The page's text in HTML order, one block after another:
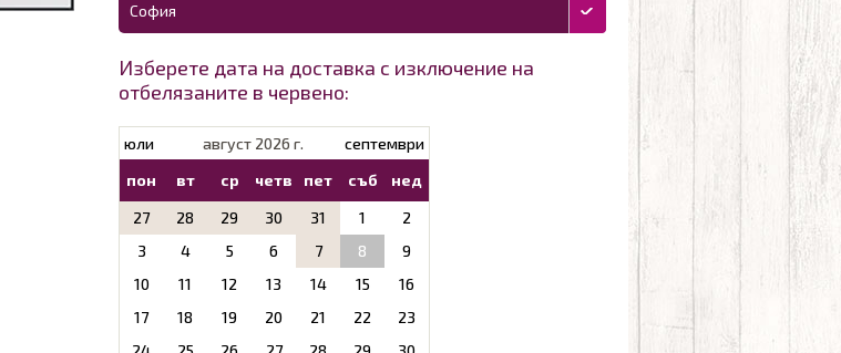
София
Изберете дата на доставка с изключение на
отбелязаните в червено:
юли август 2026 г.
септември
пон
вт ср четв пет съб
нед
27
28 29 30 31 1
2
3
4 5 6 7 8
9
10
11 12 13 14 15
16
17
18 19 20 21 22
23